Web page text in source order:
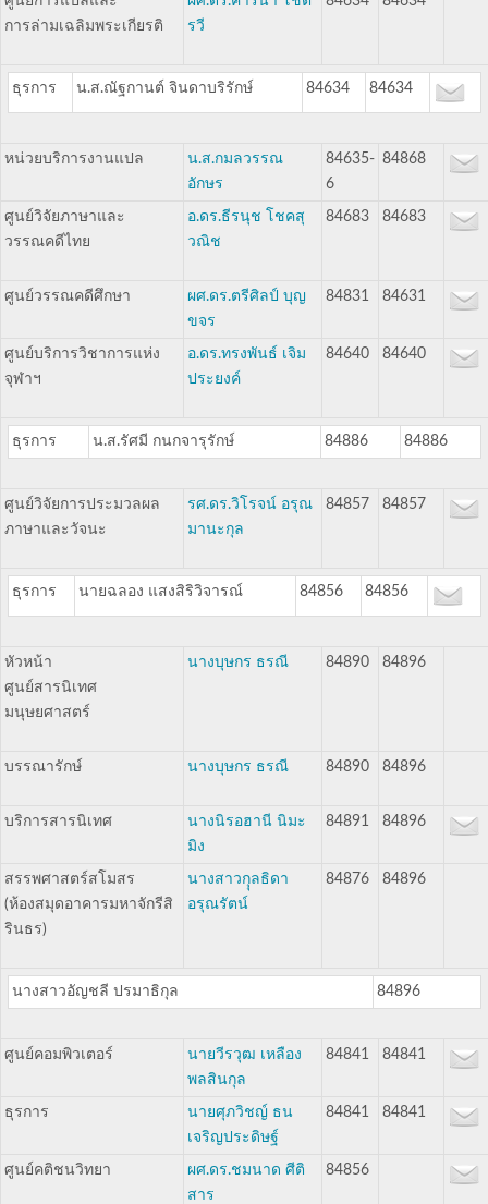
การล่ามเฉลิมพระเกียรติ
รวี
ธุรการ น.ส.ณัฐกานต์ จินดาบริรักษ์ 84634 84634
หน่วยบริการงานแปล
น.ส.กมลวรรณ
อักษร
84635-
6
84868
ศูนย์วิจัยภาษาและ
วรรณคดีไทย
อ.ดร.ธีรนุช โชคสุ
วณิช
84683 84683
ศูนย์วรรณคดีศึกษา
ผศ.ดร.ตรีศิลป์ บุญ
ขจร
84831 84631
ศูนย์บริการวิชาการแห่ง
จุฬาฯ
อ.ดร.ทรงพันธ์ เจิม
ประยงค์
84640 84640
ธุรการ น.ส.รัศมี กนกจารุรักษ์ 84886 84886
ศูนย์วิจัยการประมวลผล
ภาษาและวัจนะ
รศ.ดร.วิโรจน์ อรุณ
มานะกุล
84857 84857
ธุรการ นายฉลอง แสงสิริวิจารณ์ 84856 84856
หัวหน้า
ศูนย์สารนิเทศ
มนุษยศาสตร์
นางบุษกร ธรณี 84890 84896
บรรณารักษ์ นางบุษกร ธรณี 84890 84896
บริการสารนิเทศ
นางนิรอฮานี นิมะ
มิง
84891 84896
สรรพศาสตร์สโมสร
(ห้องสมุดอาคารมหาจักรีสิ
รินธร)
นางสาวกุุลธิดา
อรุณรัตน์
84876 84896
นางสาวอัญชลี ปรมาธิกุล 84896
ศูนย์คอมพิวเตอร์
นายวีรวุฒ เหลือง
พลสินกุล
84841 84841
ธุรการ
นายศุภวิชญ์ ธน
เจริญประดิษฐ์
84841 84841
ศูนย์คติชนวิทยา
ผศ.ดร.ชมนาด ศีติ
สาร
84856